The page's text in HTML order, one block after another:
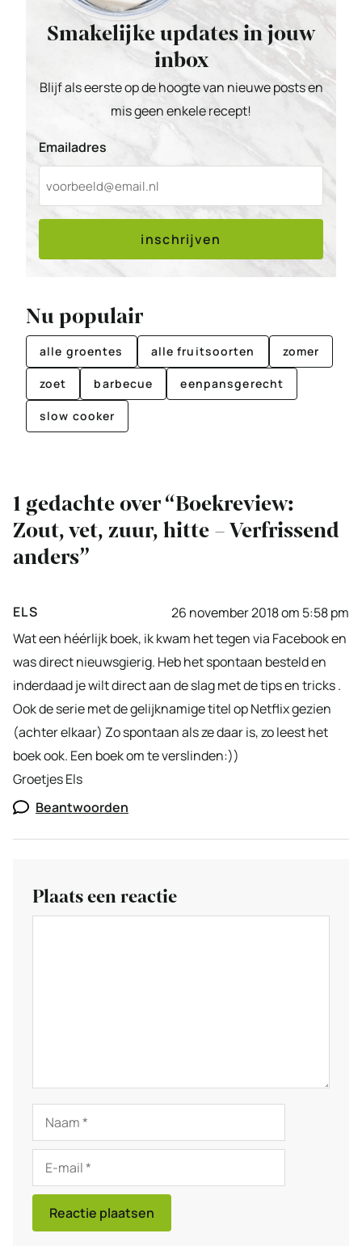
Smakelijke updates in jouw
inbox
Blijf als eerste op de hoogte van nieuwe posts en
mis geen enkele recept!
Emailadres
inschrijven
Nu populair
alle groentes alle fruitsoorten zomer
zoet barbecue eenpansgerecht
slow cooker
1 gedachte over “Boekreview:
Zout, vet, zuur, hitte – Verfrissend
anders”
ELS
26 november 2018 om 5:58 pm
Wat een héérlijk boek, ik kwam het tegen via Facebook en
was direct nieuwsgierig. Heb het spontaan besteld en
inderdaad je wilt direct aan de slag met de tips en tricks .
Ook de serie met de gelijknamige titel op Netflix gezien
(achter elkaar) Zo spontaan als ze daar is, zo leest het
boek ook. Een boek om te verslinden:))
Groetjes Els
Beantwoorden
Plaats een reactie
Naam
mail